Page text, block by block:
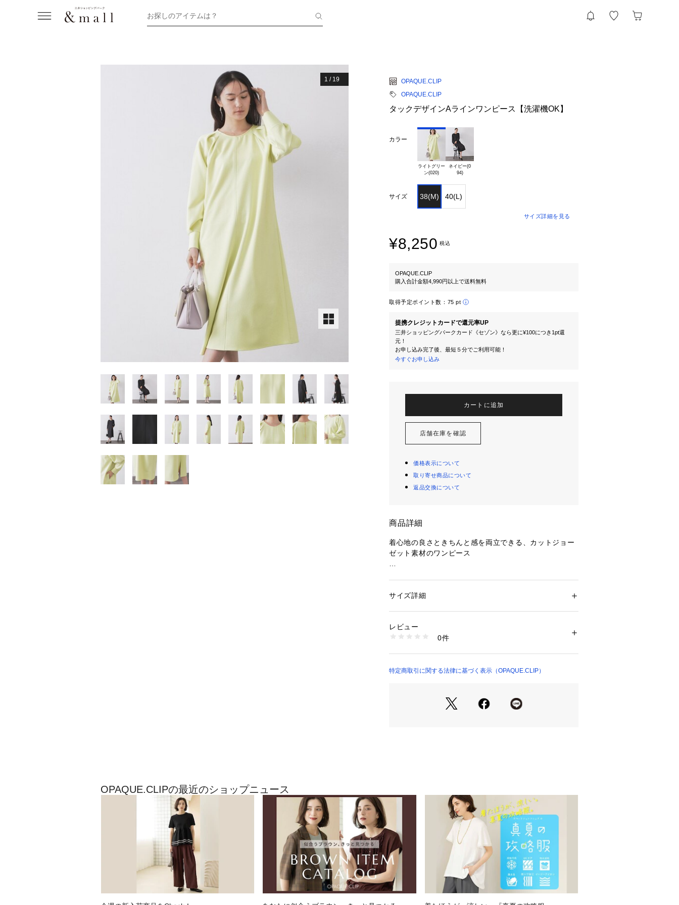
お探しのアイテムは？
1 / 19
OPAQUE.CLIP
OPAQUE.CLIP
タックデザインAラインワンピース【洗濯機OK】
カラー
ライトグリー
ネイビー(0
94)
サイズ 38(M) 40(L)
サイズ詳細を見る
¥8,250 税込
OPAQUE.CLIP
購入合計金額4,990円以上で送料無料
取得予定ポイント数： 75 pt
提携クレジットカードで還元率UP
三井ショッピングパークカード《セゾン》なら更に¥100につき1pt還
元！
お申し込み完了後、最短５分でご利用可能！
今すぐお申し込み
カートに追加
店舗在庫を確認
価格表示について
取り寄せ商品について
返品交換について
商品詳細
着心地の良さときちんと感を両立できる、カットジョー
ゼット素材のワンピース
し、お袖に程よいボリュームを持たせたデザインがポイ
エット。
・前後ともに中央に切り替えを入れることで、縦長効果
スナー引手先に付けた身頃と同色のグログランテープが
・裏地あり
※ライトグリーン（020）はやや透け感があります。
※照明の関係により、実際よりも色味が違って見える場
合があります。また、パソコン・スマートフォンなどの
環境により、若干製品と画像のカラーが異なる場合もご
ざいます。
性別：レディース
生産国：中国製
1600100013887
サイズ詳細
レビュー
0件
特定商取引に関する法律に基づく表示（OPAQUE.CLIP）
OPAQUE.CLIPの最近のショップニュース